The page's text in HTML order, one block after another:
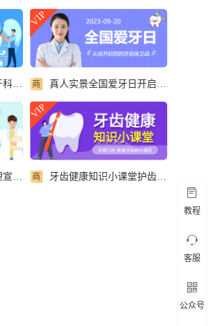
简约全国爱牙日卡通牙科医生微信公众号首图
VIP
商
VIP
商
教程
客服
公众号